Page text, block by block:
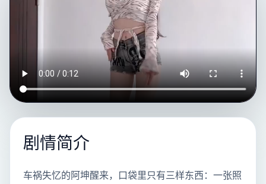
剧情简介
车祸失忆的阿坤醒来，口袋里只有三样东西：一张照